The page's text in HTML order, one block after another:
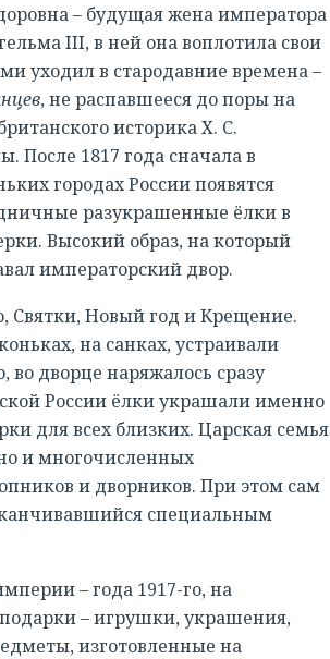
– будущая жена императора
III, в ней она воплотила свои
уходил в стародавние времена –
, не распавшееся до поры на
историка Х. С.
После 1817 года сначала в
городах России появятся
разукрашенные ёлки в
Высокий образ, на который
императорский двор.
Святки, Новый год и Крещение.
на санках, устраивали
дворце наряжалось сразу
России ёлки украшали именно
для всех близких. Царская семья
и многочисленных
и дворников. При этом сам
специальным
– года 1917-го, на
– игрушки, украшения,
изготовленные на
РЕГИСТРАЦИЯ